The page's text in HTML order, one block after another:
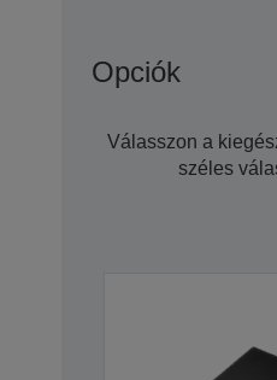
Opciók
Válasszon a
széles